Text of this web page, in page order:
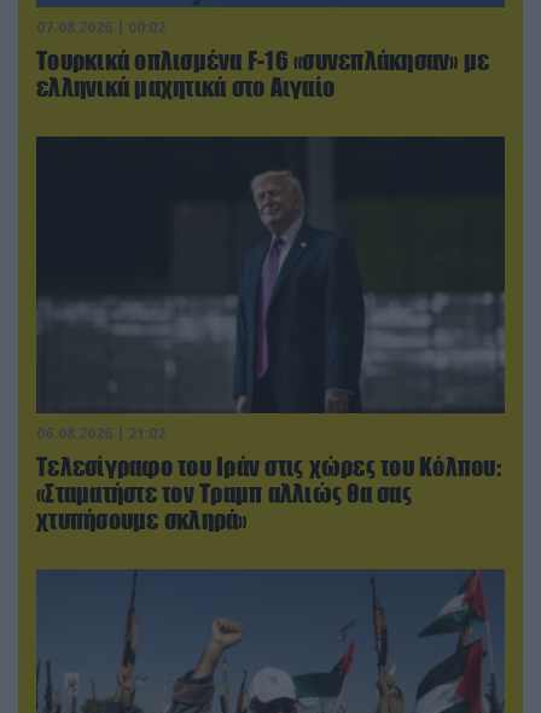
07.08.2026 | 00:02
Τουρκικά οπλισμένα F-16 «συνεπλάκησαν» με
ελληνικά μαχητικά στο Αιγαίο
06.08.2026 | 21:02
Τελεσίγραφο του Ιράν στις χώρες του Κόλπου:
«Σταματήστε τον Τραμπ αλλιώς θα σας
χτυπήσουμε σκληρά»